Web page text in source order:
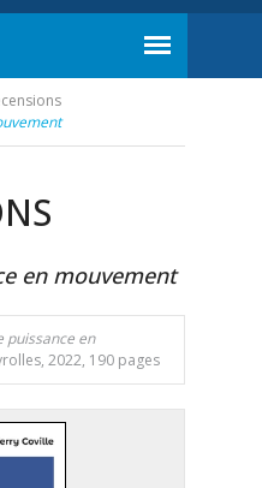
en mouvement
puissance en
2022, 190 pages